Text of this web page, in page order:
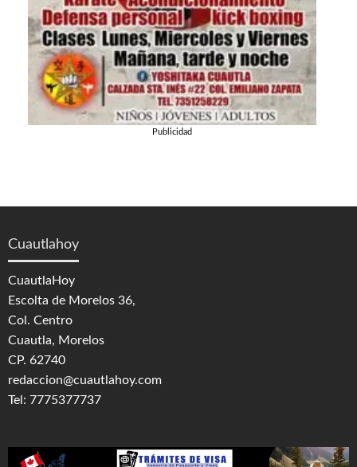
Publicidad
Cuautlahoy
CuautlaHoy
Escolta de Morelos 36,
Col. Centro
Cuautla, Morelos
CP. 62740
redaccion@cuautlahoy.com
Tel: 7775377737